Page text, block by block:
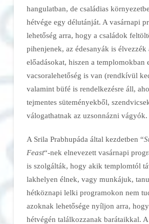
hangulatban, de családias
hétvége egy délutánját. A vasárnapi
lehetőség arra, hogy a családok
pihenjenek, az édesanyák is
előadásokat, hiszen a templomokban
vacsoralehetőség is van (rendkívül
valamint büfé is rendelkezésre áll,
tejmentes süteményekből,
válogathatnak az uzsonnázni vágyók.
A Srila Prabhupáda által kezdetben “
Feast“-nek elnevezett vasárnapi
is szolgálták, hogy akik templomtól
lakhelyen élnek, vagy munkájuk,
hétköznapi lelki programokon nem
azoknak lehetősége nyíljon arra,
hétvégén találkozzanak barátaikkal.